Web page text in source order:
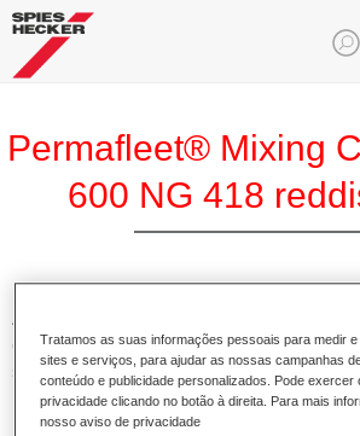
Permafleet® Mixing
600 NG 418
A Permafleet Base Concentrada 600
cores para veículos comerciais da tinta
séries 630, 670 e 675. Pode igualmente
misturar diferentes tintas industriais
Esmalte 730.
Tratamos as suas informações pessoais para medir
sites e serviços, para ajudar as nossas campanhas
conteúdo e publicidade personalizados. Pode exercer
privacidade clicando no botão à direita. Para mais
nosso aviso de privacidade